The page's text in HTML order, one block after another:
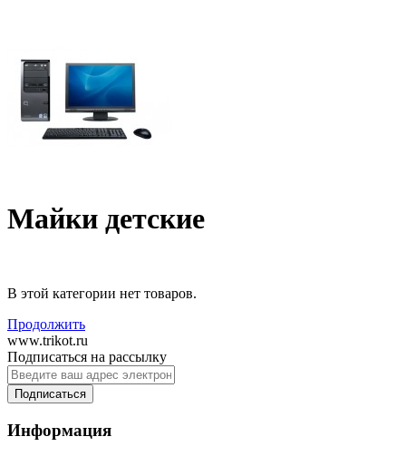
Майки детские
В этой категории нет товаров.
Продолжить
www.trikot.ru
Подписаться на рассылку
Подписаться
Информация